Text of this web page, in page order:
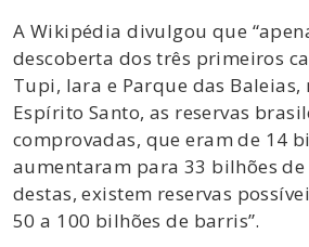
A Wikipédia divulgou que
descoberta dos três primeiros
Tupi, Iara e Parque das Baleias,
Espírito Santo, as reservas
comprovadas, que eram de 14
aumentaram para 33 bilhões
destas, existem reservas
50 a 100 bilhões de barris”.